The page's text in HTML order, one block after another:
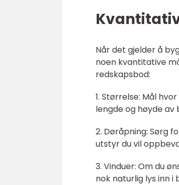
Når det gjelder å
noen kvantitative
redskapsbod:
1. Størrelse: Mål
lengde og høyde av
2. Døråpning: Sørg
utstyr du vil
3. Vinduer: Om du
nok naturlig lys inn i